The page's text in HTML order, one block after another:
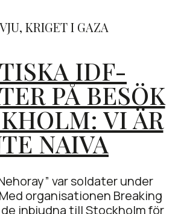
, KRIGET I GAZA
IDF-
PÅ BESÖK
VI ÄR
NAIVA
var soldater under
organisationen Breaking
inbjudna till Stockholm för